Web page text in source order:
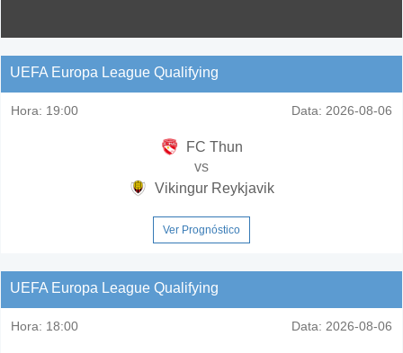
UEFA Europa League Qualifying
Hora: 19:00 Data: 2026-08-06
FC Thun
vs
Vikingur Reykjavik
Ver Prognóstico
UEFA Europa League Qualifying
Hora: 18:00 Data: 2026-08-06